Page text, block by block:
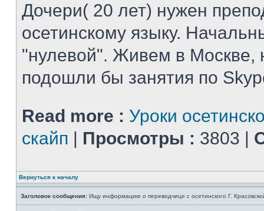
Дочери( 20 лет) нужен
осетинскому языку.
"нулевой". Живем в Москве,
подошли бы занятия по
Read more : Уроки
скайп | Просмотры : 3803 |
Вернуться к началу
Заголовок сообщения: Ищу информацию о переводчице с осетинского Г.